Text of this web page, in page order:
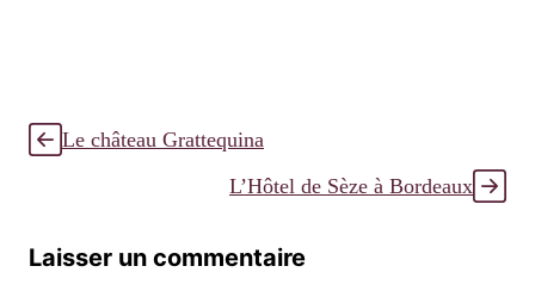
Le château Grattequina
L’Hôtel de Sèze à Bordeaux
Laisser un commentaire